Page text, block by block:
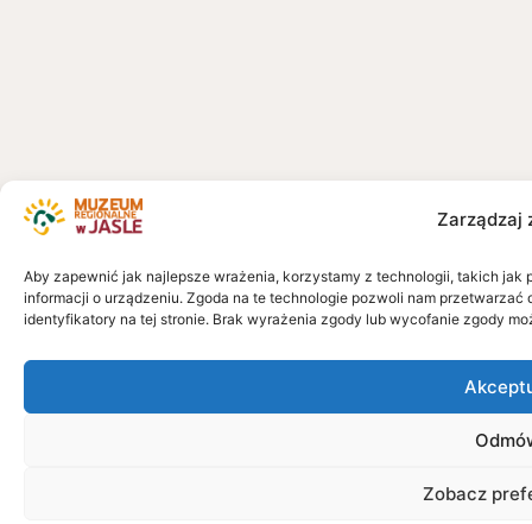
Zarządzaj
Aby zapewnić jak najlepsze wrażenia, korzystamy z technologii, takich
informacji o urządzeniu. Zgoda na te technologie pozwoli nam
identyfikatory na tej stronie. Brak wyrażenia zgody lub wycofanie zgody
Zobacz